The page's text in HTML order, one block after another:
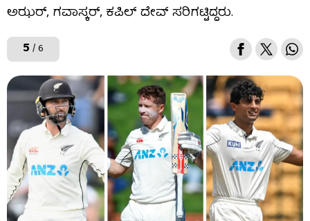
ಅಝರ್, ಗವಾಸ್ಕರ್, ಕಪಿಲ್ ದೇವ್ ಸರಿಗಟ್ಟಿದ್ದರು.
5 / 6